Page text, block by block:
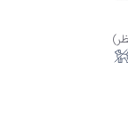
)